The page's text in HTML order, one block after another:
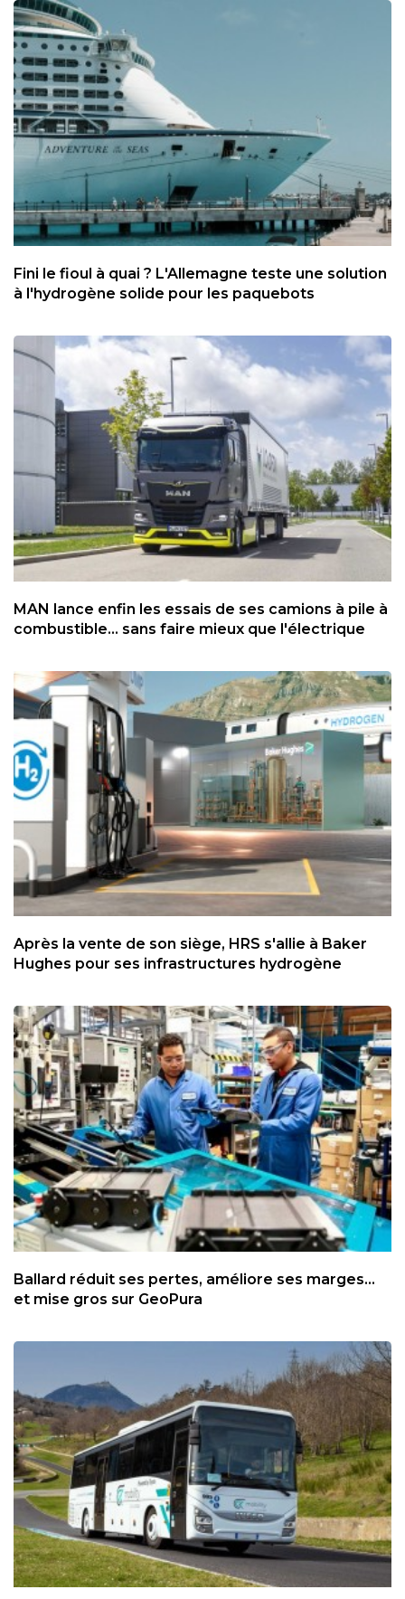
Fini le fioul à quai ? L'Allemagne teste une solution
à l'hydrogène solide pour les paquebots
MAN lance enfin les essais de ses camions à pile à
combustible... sans faire mieux que l'électrique
Après la vente de son siège, HRS s'allie à Baker
Hughes pour ses infrastructures hydrogène
Ballard réduit ses pertes, améliore ses marges...
et mise gros sur GeoPura